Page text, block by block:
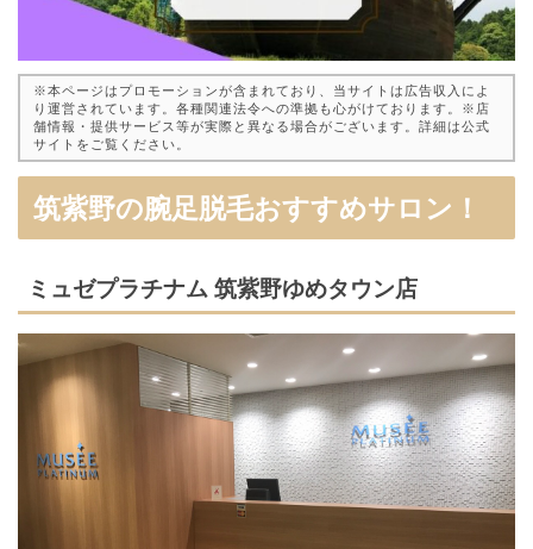
※本ページはプロモーションが含まれており、当サイトは広告収入によ
り運営されています。各種関連法令への準拠も心がけております。※店
舗情報・提供サービス等が実際と異なる場合がございます。詳細は公式
サイトをご覧ください。
筑紫野の腕足脱毛おすすめサロン！
ミュゼプラチナム 筑紫野ゆめタウン店